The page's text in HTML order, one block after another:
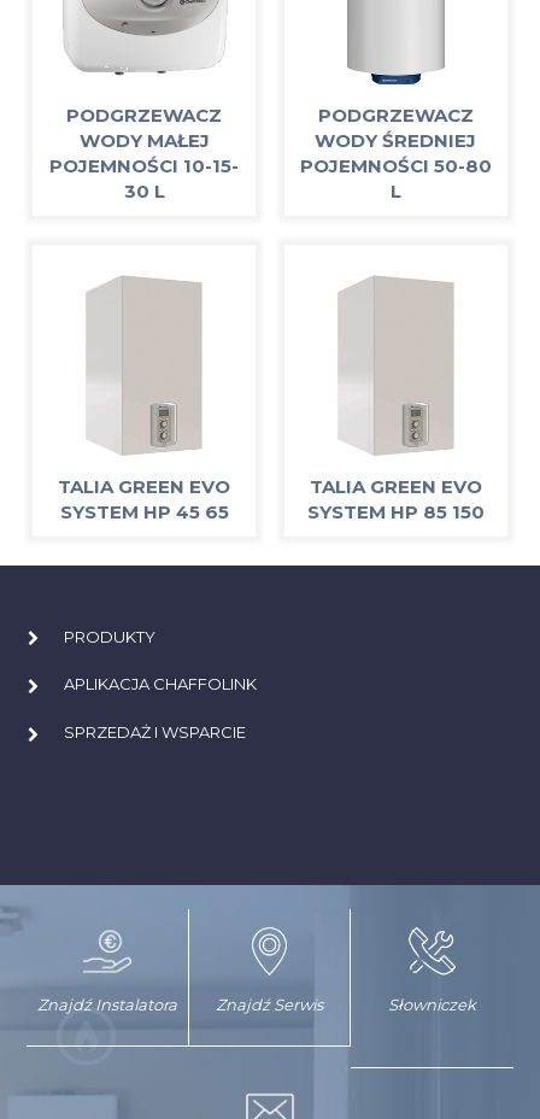
PODGRZEWACZ
WODY MAŁEJ
POJEMNOŚCI 10-15-
30 L
PODGRZEWACZ
WODY ŚREDNIEJ
POJEMNOŚCI 50-80
L
TALIA GREEN EVO
SYSTEM HP 45 65
TALIA GREEN EVO
SYSTEM HP 85 150
PRODUKTY
APLIKACJA CHAFFOLINK
SPRZEDAŻ I WSPARCIE
Znajdź Instalatora Znajdź Serwis Słowniczek